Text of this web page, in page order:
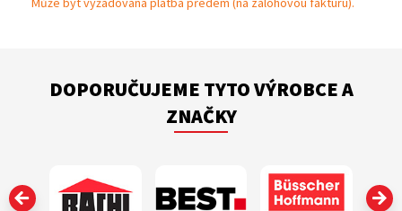
DOPORUČUJEME TYTO VÝROBCE A
ZNAČKY
‹